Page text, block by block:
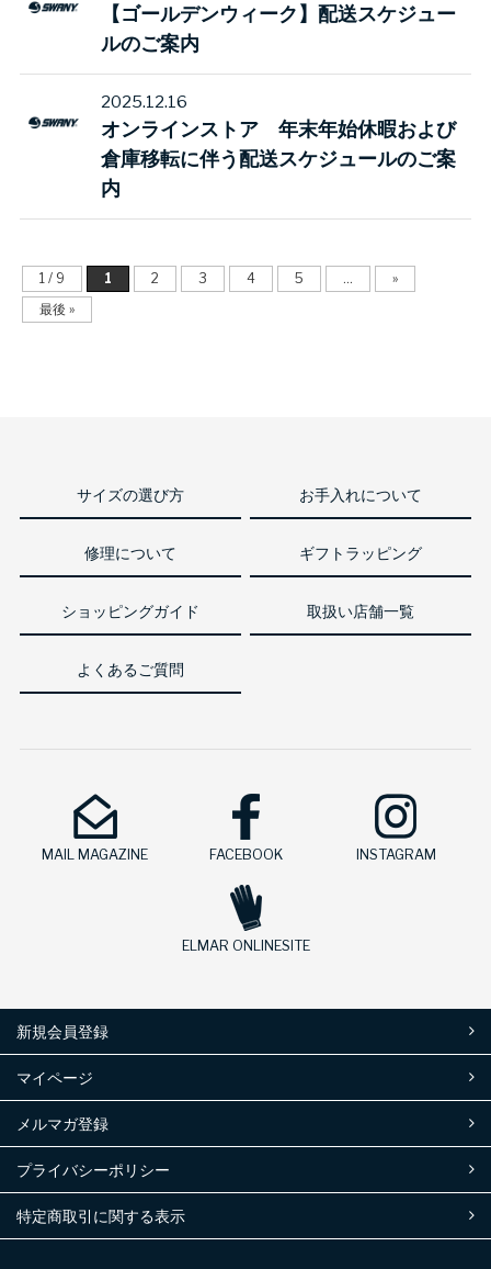
【ゴールデンウィーク】配送スケジュー
ルのご案内
2025.12.16
オンラインストア 年末年始休暇および
倉庫移転に伴う配送スケジュールのご案
内
1 / 9 1 2 3 4 5 ...
»
最後 »
サイズの選び方 お手入れについて
修理について ギフトラッピング
ショッピングガイド 取扱い店舗一覧
よくあるご質問
MAIL MAGAZINE FACEBOOK INSTAGRAM
ELMAR ONLINESITE
新規会員登録
マイページ
メルマガ登録
プライバシーポリシー
特定商取引に関する表示